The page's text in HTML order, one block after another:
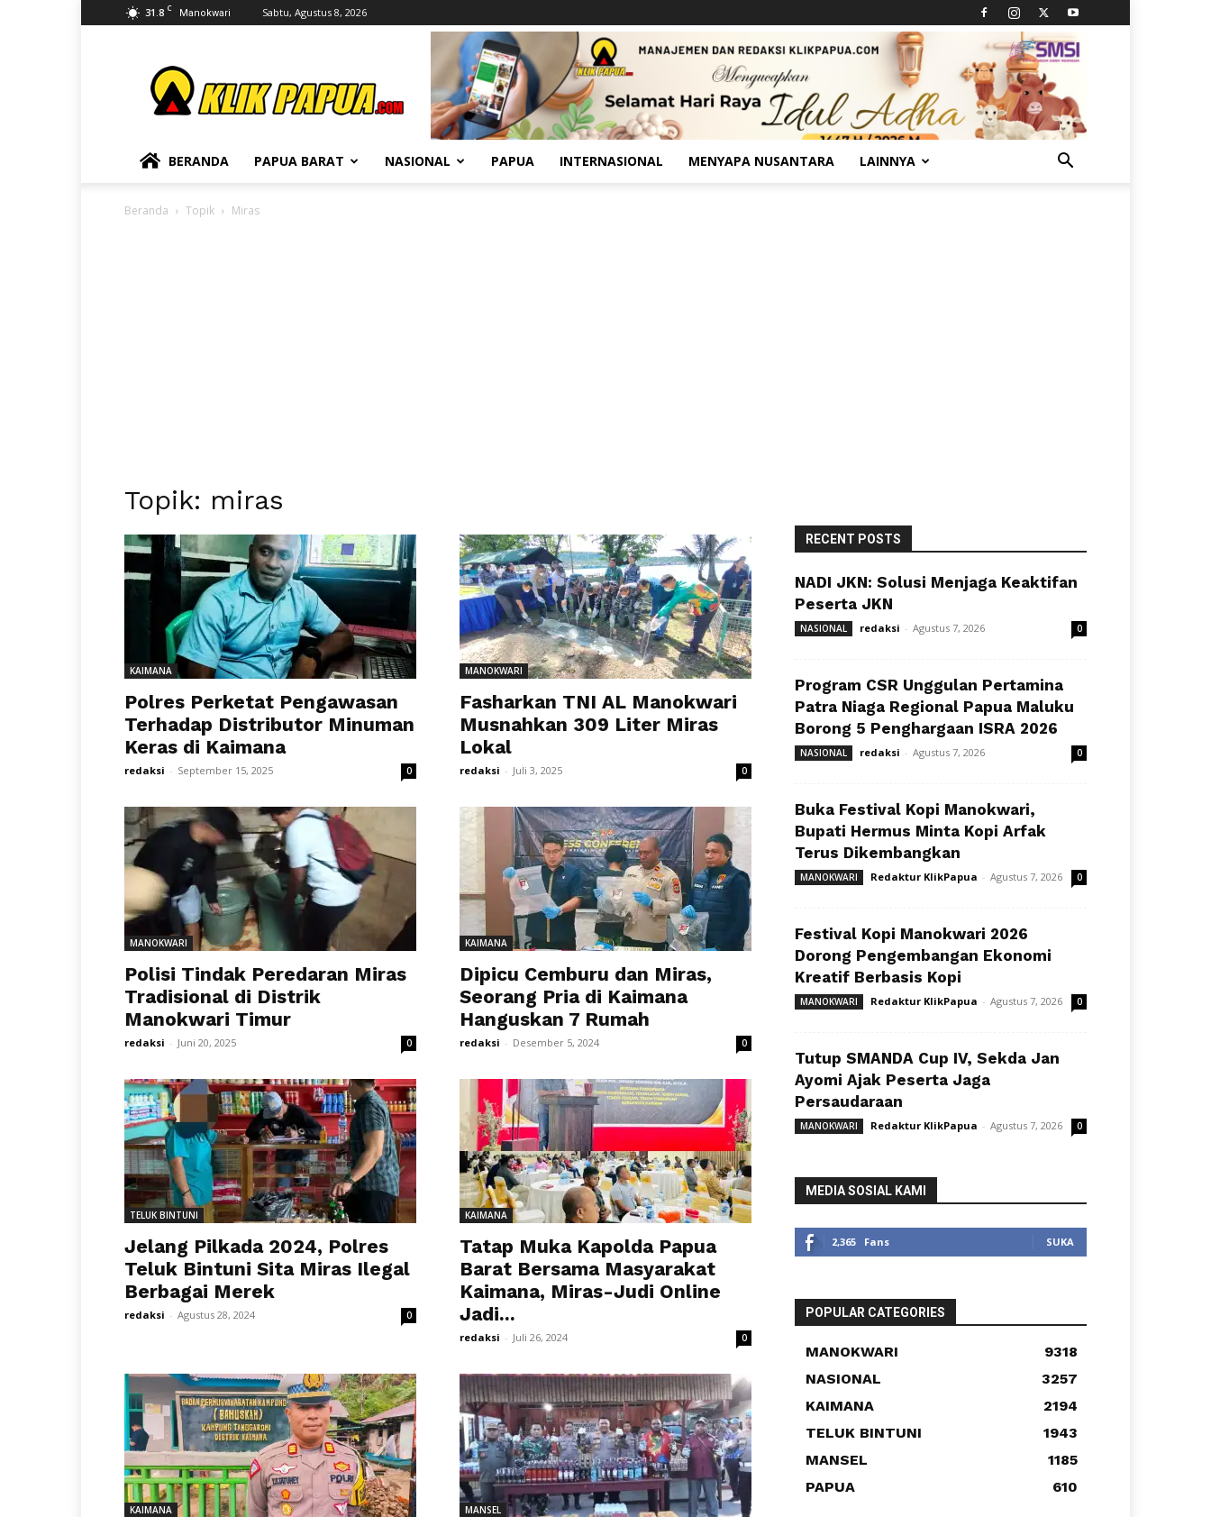
31.8 C Manokwari Sabtu, Agustus 8, 2026
BERANDA PAPUA BARAT NASIONAL PAPUA INTERNASIONAL MENYAPA NUSANTARA LAINNYA
Beranda Topik Miras
Topik: miras
KAIMANA
Polres Perketat Pengawasan
Terhadap Distributor Minuman
Keras di Kaimana
redaksi - September 15, 2025 0
MANOKWARI
Fasharkan TNI AL Manokwari
Musnahkan 309 Liter Miras
Lokal
redaksi - Juli 3, 2025 0
MANOKWARI
Polisi Tindak Peredaran Miras
Tradisional di Distrik
Manokwari Timur
redaksi - Juni 20, 2025 0
KAIMANA
Dipicu Cemburu dan Miras,
Seorang Pria di Kaimana
Hanguskan 7 Rumah
redaksi - Desember 5, 2024 0
TELUK BINTUNI
Jelang Pilkada 2024, Polres
Teluk Bintuni Sita Miras Ilegal
Berbagai Merek
redaksi - Agustus 28, 2024 0
KAIMANA
Tatap Muka Kapolda Papua
Barat Bersama Masyarakat
Kaimana, Miras-Judi Online
Jadi...
redaksi - Juli 26, 2024 0
KAIMANA MANSEL
RECENT POSTS
NADI JKN: Solusi Menjaga Keaktifan
Peserta JKN
NASIONAL redaksi - Agustus 7, 2026 0
Program CSR Unggulan Pertamina
Patra Niaga Regional Papua Maluku
Borong 5 Penghargaan ISRA 2026
NASIONAL redaksi - Agustus 7, 2026 0
Buka Festival Kopi Manokwari,
Bupati Hermus Minta Kopi Arfak
Terus Dikembangkan
MANOKWARI Redaktur KlikPapua - Agustus 7, 2026 0
Festival Kopi Manokwari 2026
Dorong Pengembangan Ekonomi
Kreatif Berbasis Kopi
MANOKWARI Redaktur KlikPapua - Agustus 7, 2026 0
Tutup SMANDA Cup IV, Sekda Jan
Ayomi Ajak Peserta Jaga
Persaudaraan
MANOKWARI Redaktur KlikPapua - Agustus 7, 2026 0
MEDIA SOSIAL KAMI
2,365 Fans SUKA
POPULAR CATEGORIES
MANOKWARI
9318
NASIONAL
3257
KAIMANA
2194
TELUK BINTUNI
1943
MANSEL
1185
PAPUA
610